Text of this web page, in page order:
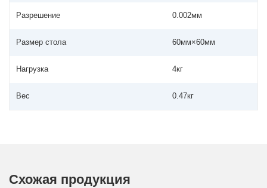
Разрешение 0.002мм
Размер стола 60мм×60мм
Нагрузка 4кг
Вес 0.47кг
Схожая продукция